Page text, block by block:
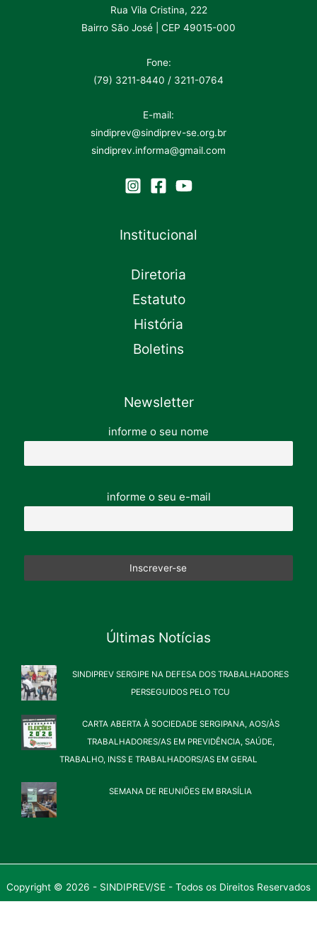
Rua Vila Cristina, 222
Bairro São José | CEP 49015-000
Fone:
(79) 3211-8440 / 3211-0764
E-mail:
sindiprev@sindiprev-se.org.br
sindiprev.informa@gmail.com
Institucional
Diretoria
Estatuto
História
Boletins
Newsletter
informe o seu nome
informe o seu e-mail
Últimas Notícias
SINDIPREV SERGIPE NA DEFESA DOS TRABALHADORES
PERSEGUIDOS PELO TCU
CARTA ABERTA À SOCIEDADE SERGIPANA, AOS/ÀS
TRABALHADORES/AS EM PREVIDÊNCIA, SAÚDE,
TRABALHO, INSS E TRABALHADORS/AS EM GERAL
SEMANA DE REUNIÕES EM BRASÍLIA
Copyright © 2026 - SINDIPREV/SE - Todos os Direitos Reservados